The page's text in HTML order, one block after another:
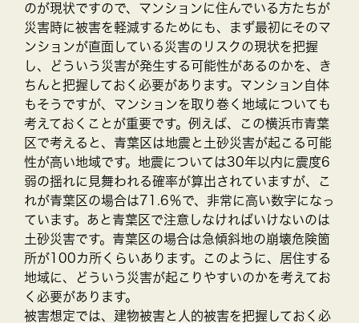
のが現状ですので、マンションに住んでいる方たちが
災害時に被害を軽減するためにも、まず最初にそのマ
ンションが直面している災害のリスクの現状を把握
し、どういう災害が発生する可能性があるのかを、き
ちんと把握しておく必要があります。マンション自体
もそうですが、マンションを取り巻く地域についても
考えておくことが重要です。例えば、この横浜市青葉
区で考えると、青葉区は地震と土砂災害が起こる可能
性が高い地域です。地震については30年以内に震度6
弱の揺れに見舞われる確率が算出されていますが、こ
れが青葉区の場合は71.6％で、非常に高い数字になっ
ています。あと青葉区で注意しなければいけないのは
土砂災害です。青葉区の場合は急傾斜地の崩壊危険箇
所が100カ所くらいあります。このように、居住する
地域に、どういう災害が起こりやすいのかを考えてお
く必要があります。
被害想定では、建物被害と人的被害を把握しておく必